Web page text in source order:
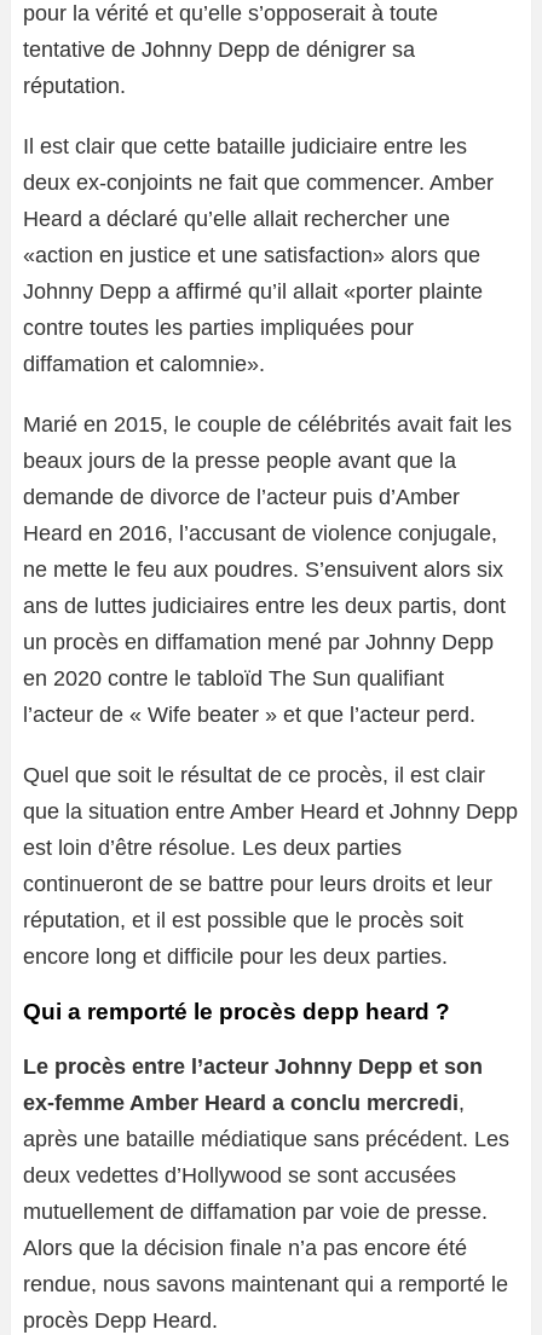
pour la vérité et qu’elle s’opposerait à toute
tentative de Johnny Depp de dénigrer sa
réputation.
Il est clair que cette bataille judiciaire entre les
deux ex-conjoints ne fait que commencer. Amber
Heard a déclaré qu’elle allait rechercher une
«action en justice et une satisfaction» alors que
Johnny Depp a affirmé qu’il allait «porter plainte
contre toutes les parties impliquées pour
diffamation et calomnie».
Marié en 2015, le couple de célébrités avait fait les
beaux jours de la presse people avant que la
demande de divorce de l’acteur puis d’Amber
Heard en 2016, l’accusant de violence conjugale,
ne mette le feu aux poudres. S’ensuivent alors six
ans de luttes judiciaires entre les deux partis, dont
un procès en diffamation mené par Johnny Depp
en 2020 contre le tabloïd The Sun qualifiant
l’acteur de « Wife beater » et que l’acteur perd.
Quel que soit le résultat de ce procès, il est clair
que la situation entre Amber Heard et Johnny Depp
est loin d’être résolue. Les deux parties
continueront de se battre pour leurs droits et leur
réputation, et il est possible que le procès soit
encore long et difficile pour les deux parties.
Qui a remporté le procès depp heard ?
Le procès entre l’acteur Johnny Depp et son
ex-femme Amber Heard a conclu mercredi,
après une bataille médiatique sans précédent. Les
deux vedettes d’Hollywood se sont accusées
mutuellement de diffamation par voie de presse.
Alors que la décision finale n’a pas encore été
rendue, nous savons maintenant qui a remporté le
procès Depp Heard.